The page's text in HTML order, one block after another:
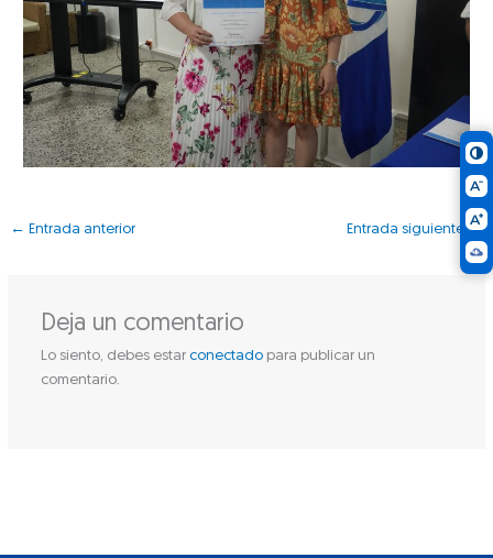
← Entrada anterior Entrada siguiente→
Deja un comentario
Lo siento, debes estar conectadopara publicar un
comentario.